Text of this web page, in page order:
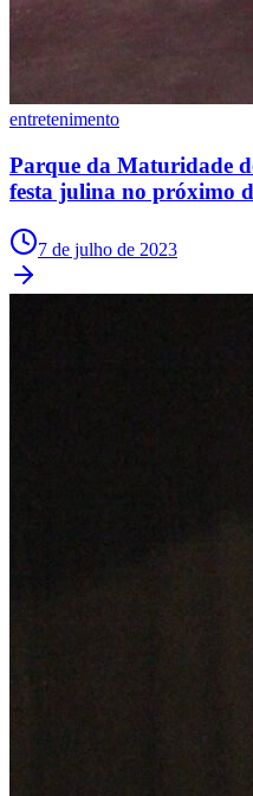
entretenimento
Parque da Maturidade
festa julina no próximo
7 de julho de 2023